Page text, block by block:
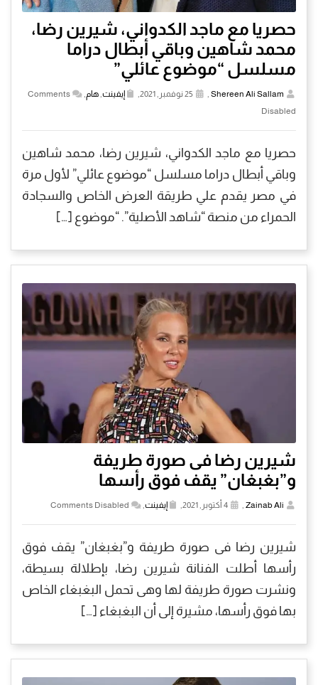
حصريا مع ماجد الكدواني، شيرين رضا،
محمد شاهين وباقي أبطال دراما
مسلسل “موضوع عائلي”
Shereen Ali Sallam
, إيفينت,هام,
Comments
Disabled
حصريا مع ماجد الكدواني، شيرين رضا، محمد شاهين
وباقي أبطال دراما مسلسل “موضوع عائلي” لأول مرة
في مصر يقدم علي طريقة العرض الخاص والسجادة
الحمراء من منصة “شاهد الأصلية”. “موضوع […]
شيرين رضا فى صورة طريفة
و”بغبغان” يقف فوق رأسها
Zainab Ali
, إيفينت,
Comments Disabled
شيرين رضا فى صورة طريفة و”بغبغان” يقف فوق
رأسها أطلت الفنانة شيرين رضا، بإطلالة بسيطة،
ونشرت صورة طريفة لها وهى تحمل البغبغاء الخاص
بها فوق رأسها، مشيرة إلى أن البغبغاء […]